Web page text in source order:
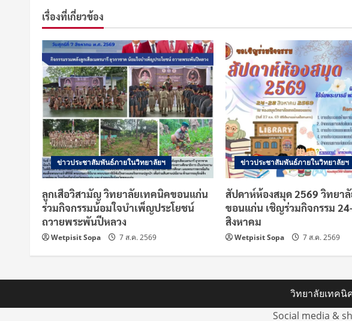
i
n
u
e
R
e
a
d
i
n
g
เรื่องที่เกี่ยวข้อง
ข่าวประชาสัมพันธ์ภายในวิทยาลัยฯ
ลูกเสือวิสามัญ วิทยาลัยเทคนิคขอนแก่น
ร่วมกิจกรรมน้อมใจบำเพ็ญประโยชน์
ถวายพระพันปีหลวง
Wetpisit Sopa 7 ส.ค. 2569
ข่าวประชาสัมพันธ์ภายในวิทยาลัยฯ
สัปดาห์ห้องสมุด 2569 วิทยา
ขอนแก่น เชิญร่วมกิจกรรม
สิงหาคม
Wetpisit Sopa 7 ส.ค. 2569
วิทยาลัยเทค
Social media &